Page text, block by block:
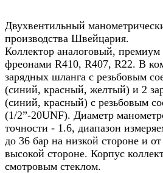
Двухвентильный
производства Швейцария.
Коллектор аналоговый, премиум
фреонами R410, R407, R22. В
зарядных шланга с резьбовым
(синий, красный, желтый) и 2
(синий, красный) с резьбовым
(1/2”-20UNF). Диаметр
точности - 1.6, диапазон
до 36 бар на низкой стороне и
высокой стороне. Корпус
смотровым стеклом.